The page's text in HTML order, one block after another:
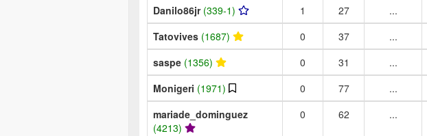
Danilo86jr (339-1) 1 27
...
Tatovives (1687) 0 37
...
saspe (1356) 0 31 ...
Monigeri (1971) 0 77 ...
mariade_dominguez
(4213)
0 62 ...